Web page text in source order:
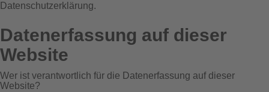
Datenschutzerklärung.
Datenerfassung auf dieser
Website
Wer ist verantwortlich für die Datenerfassung auf dieser
Website?